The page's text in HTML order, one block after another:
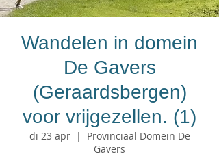
Wandelen in domein
De Gavers
(Geraardsbergen)
voor vrijgezellen. (1)
di 23 apr
  |
Provinciaal Domein De
Gavers